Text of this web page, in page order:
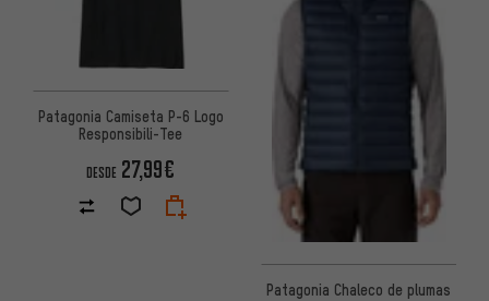
Patagonia Camiseta P-6 Logo
Responsibili-Tee
DESDE 27,99€
Patagonia Chaleco de plumas